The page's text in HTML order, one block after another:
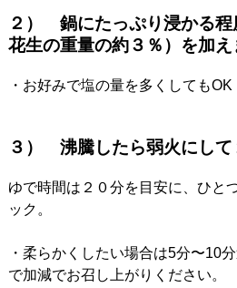
２） 鍋にたっぷり浸かる程
花生の重量の約３％）を加え
・お好みで塩の量を多くしてもOK
３） 沸騰したら弱火にして
ゆで時間は２０分を目安に、ひと
ック。
・柔らかくしたい場合は5分〜10
で加減でお召し上がりください。